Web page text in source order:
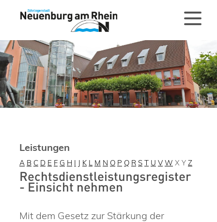
Leistungen
A B C D E F G H I J K L M N O P Q R S T U V W X Y Z
Rechtsdienstleistungsregister
- Einsicht nehmen
Mit dem Gesetz zur Stärkung der